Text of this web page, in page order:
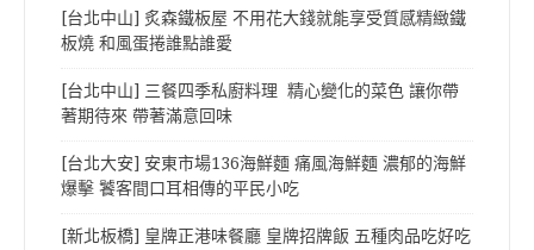
[台北中山] 炙森鐵板屋 不用花大錢就能享受質感精緻鐵
板燒 和風蛋捲誰點誰愛
[台北中山] 三餐四季私廚料理 精心變化的菜色 讓你帶
著期待來 帶著滿意回味
[台北大安] 安東市場136海鮮麵 痛風海鮮麵 濃郁的海鮮
爆擊 饕客間口耳相傳的平民小吃
[新北板橋] 皇牌正港味餐廳 皇牌招牌飯 五種肉品吃好吃